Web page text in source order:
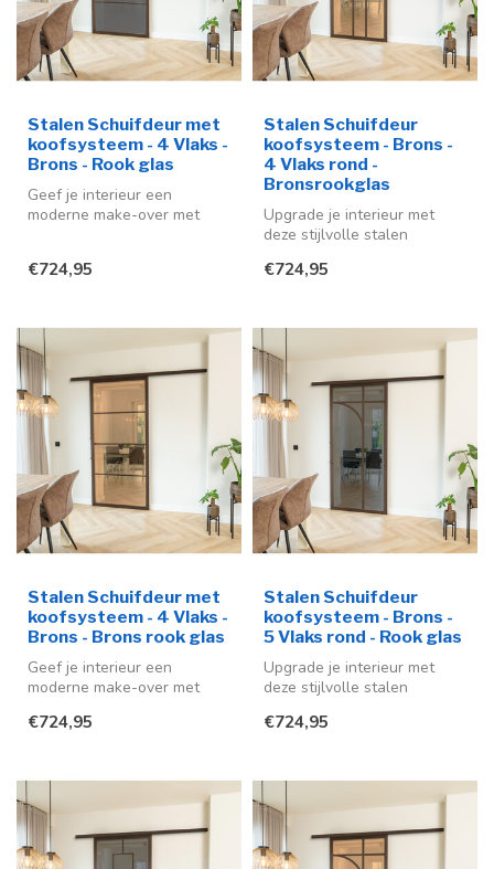
Stalen Schuifdeur met
koofsysteem - 4 Vlaks -
Brons - Rook glas
Geef je interieur een
moderne make-over met
€724,95
Stalen Schuifdeur
koofsysteem - Brons -
4 Vlaks rond -
Bronsrookglas
Upgrade je interieur met
deze stijlvolle stalen
(RA...
€724,95
Stalen Schuifdeur met
koofsysteem - 4 Vlaks -
Brons - Brons rook glas
Geef je interieur een
moderne make-over met
schuifdeur me...
€724,95
Stalen Schuifdeur
koofsysteem - Brons -
5 Vlaks rond - Rook glas
Upgrade je interieur met
deze stijlvolle stalen
(RA...
€724,95